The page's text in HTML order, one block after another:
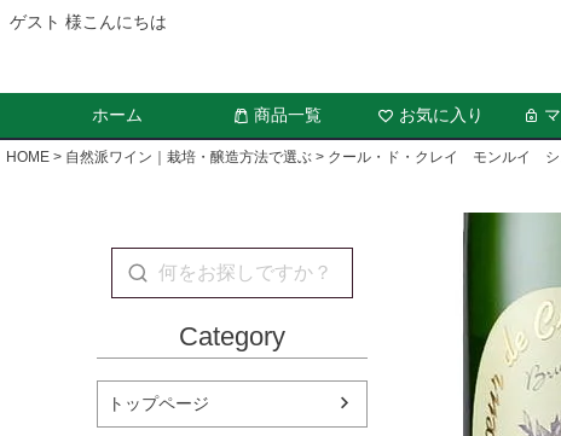
ゲスト 様こんにちは
ホーム 商品一覧 お気に入り
HOME 自然派ワイン｜栽培・醸造方法で選ぶ クール・ド・クレイ モンルイ シ
Category
トップページ